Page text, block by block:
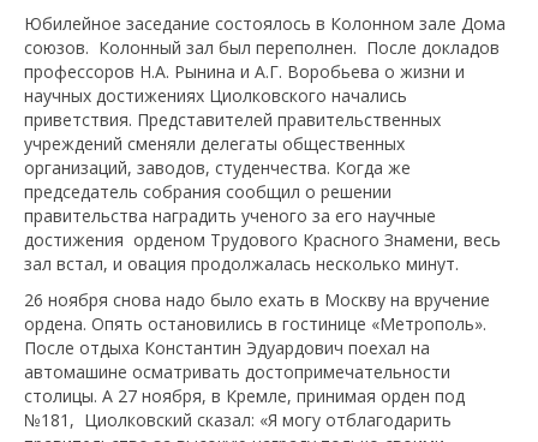
Юбилейное заседание состоялось в Колонном зале Дома
союзов. Колонный зал был переполнен. После докладов
профессоров Н.А. Рынина и А.Г. Воробьева о жизни и
научных достижениях Циолковского начались
приветствия. Представителей правительственных
учреждений сменяли делегаты общественных
организаций, заводов, студенчества. Когда же
председатель собрания сообщил о решении
правительства наградить ученого за его научные
достижения орденом Трудового Красного Знамени, весь
зал встал, и овация продолжалась несколько минут.
26 ноября снова надо было ехать в Москву на вручение
ордена. Опять остановились в гостинице «Метрополь».
После отдыха Константин Эдуардович поехал на
автомашине осматривать достопримечательности
столицы. А 27 ноября, в Кремле, принимая орден под
№181, Циолковский сказал: «Я могу отблагодарить